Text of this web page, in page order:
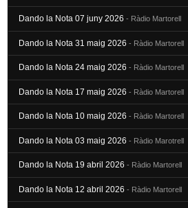
Dando la Nota 07 juny 2026 - Ràdio Martorell
Dando la Nota 31 maig 2026 - Ràdio Martorell
Dando la Nota 24 maig 2026 - Ràdio Martorell
Dando la Nota 17 maig 2026 - Ràdio Martorell
Dando la Nota 10 maig 2026 - Ràdio Martorell
Dando la Nota 03 maig 2026 - Ràdio Marotrell
Dando la Nota 19 abril 2026 - Ràdio Martorell
Dando la Nota 12 abril 2026 - Ràdio Martorell